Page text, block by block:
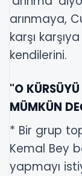
arınmaya,
karşı
kendilerini.
"O
MÜMKÜN
* Bir grup
Kemal Bey
yapmayı